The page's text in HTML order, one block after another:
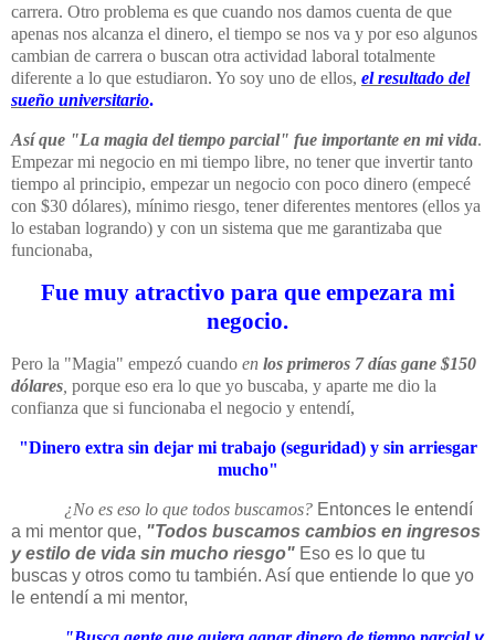
carrera. Otro problema es que cuando nos damos cuenta de que
apenas nos alcanza el dinero, el tiempo se nos va y por eso algunos
cambian de carrera o buscan otra actividad laboral totalmente
diferente a lo que estudiaron. Yo soy uno de ellos, el resultado del
sueño universitario.
Así que "La magia del tiempo parcial" fue importante en mi vida.
Empezar mi negocio en mi tiempo libre, no tener que invertir tanto
tiempo al principio, empezar un negocio con poco dinero (empecé
con $30 dólares), mínimo riesgo, tener diferentes mentores (ellos ya
lo estaban logrando) y con un sistema que me garantizaba que
funcionaba,
Fue muy atractivo para que empezara mi
negocio.
Pero la "Magia" empezó cuando en los primeros 7 días gane $150
dólares porque eso era lo que yo buscaba, y aparte me dio la
confianza que si funcionaba el negocio y entendí,
"Dinero extra sin dejar mi trabajo (seguridad) y sin arriesgar
mucho"
¿No es eso lo que todos buscamos? Entonces le entendí
a mi mentor que, "Todos buscamos cambios en ingresos
y estilo de vida sin mucho riesgo" Eso es lo que tu
buscas y otros como tu también. Así que entiende lo que yo
le entendí a mi mentor,